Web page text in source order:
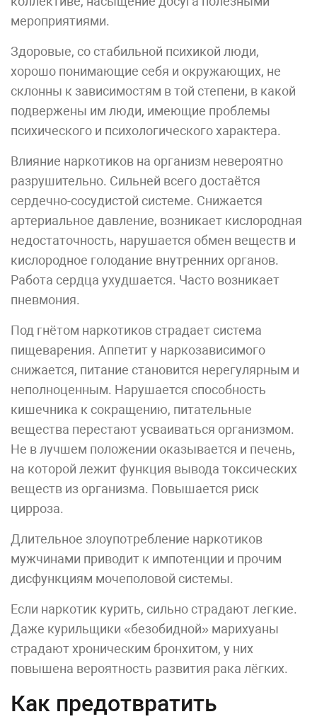
мероприятиями.
Здоровые, со стабильной психикой люди,
хорошо понимающие себя и окружающих, не
склонны к зависимостям в той степени, в какой
подвержены им люди, имеющие проблемы
психического и психологического характера.
Влияние наркотиков на организм невероятно
разрушительно. Сильней всего достаётся
сердечно-сосудистой системе. Снижается
артериальное давление, возникает кислородная
недостаточность, нарушается обмен веществ и
кислородное голодание внутренних органов.
Работа сердца ухудшается. Часто возникает
пневмония.
Под гнётом наркотиков страдает система
пищеварения. Аппетит у наркозависимого
снижается, питание становится нерегулярным и
неполноценным. Нарушается способность
кишечника к сокращению, питательные
вещества перестают усваиваться организмом.
Не в лучшем положении оказывается и печень,
на которой лежит функция вывода токсических
веществ из организма. Повышается риск
цирроза.
Длительное злоупотребление наркотиков
мужчинами приводит к импотенции и прочим
дисфункциям мочеполовой системы.
Если наркотик курить, сильно страдают легкие.
Даже курильщики «безобидной» марихуаны
страдают хроническим бронхитом, у них
повышена вероятность развития рака лёгких.
Как предотвратить